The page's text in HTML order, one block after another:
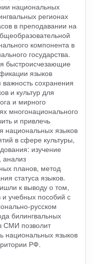
национальных
регионах
в преподавании на
компонента в
государства.
быстроисчезающие
языков
сохранения
и культур для
и мирного
многонационального
и привлечь
национальных языков
в сфере культуры,
изучение
анализ
планов, метод
статуса языков.
к выводу о том,
и учебных пособий с
русском
билингвальных
СМИ позволит
национальных языков
РФ.